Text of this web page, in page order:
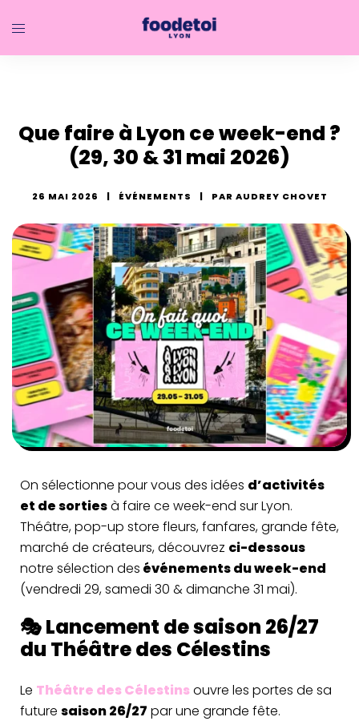
Que faire à Lyon ce week-end ?
(29, 30 & 31 mai 2026)
26 MAI 2026 ÉVÉNEMENTS PAR AUDREY CHOVET
On sélectionne pour vous des idées d’activités
et de sortiesà faire ce week-end sur Lyon.
Théâtre, pop-up store fleurs, fanfares, grande fête,
marché de créateurs, découvrez ci-dessous
notre sélection des événements du week-end
(vendredi 29, samedi 30 & dimanche 31 mai).
🎭 Lancement de saison 26/27
du Théâtre des Célestins
Le Théâtre des Célestinsouvre les portes de sa
future saison 26/27 par une grande fête.